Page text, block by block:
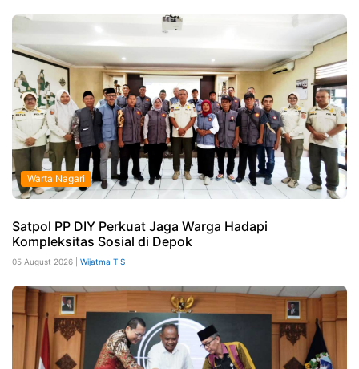
Warta Nagari
Satpol PP DIY Perkuat Jaga Warga Hadapi
Kompleksitas Sosial di Depok
05 August 2026 | Wijatma T S